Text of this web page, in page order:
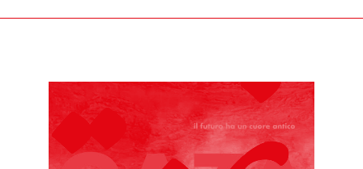
I prodotti oggetto del recesso viaggiano a rischio del
Cliente. Qualora pervengano danneggiati a Fondazione
Merz, quest’ultimo gliene darà comunicazione allo scopo
di consentire, ove possibile, di denunziare il danno
all’ufficio postale o al corriere prescelti per la
restituzione.